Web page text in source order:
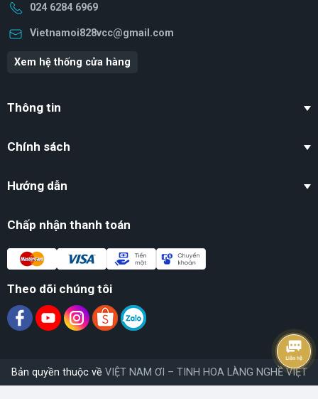
024 6284 6969
Vietnamoi828vcc@gmail.com
Xem hệ thống cửa hàng
Thông tin
Chính sách
Hướng dẫn
Chấp nhận thanh toán
Theo dõi chúng tôi
Bản quyền thuộc về VIỆT NAM ƠI – TINH HOA LÀNG NGHỀ VIỆT